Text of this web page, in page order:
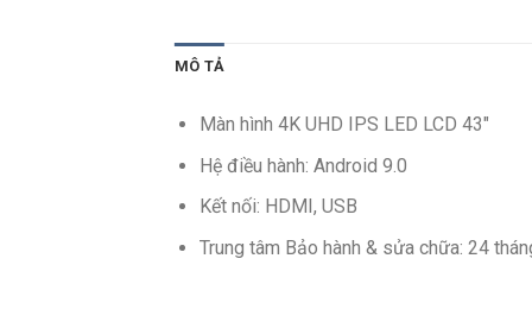
MÔ TẢ
Màn hình 4K UHD IPS LED LCD 43″
Hệ điều hành: Android 9.0
Kết nối: HDMI, USB
Trung tâm Bảo hành & sửa chữa: 24